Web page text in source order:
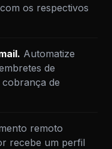
os respectivos
Automatize
de
de
remoto
recebe um perfil